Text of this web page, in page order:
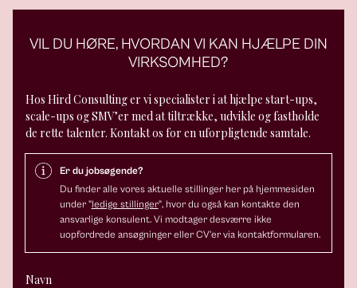
VIL DU HØRE, HVORDAN VI KAN HJÆLPE DIN
VIRKSOMHED?
Hos Hird Consulting er vi specialister i at hjælpe start-ups,
scale-ups og SMV’er med at tiltrække, udvikle og fastholde
de rette talenter. Kontakt os for en uforpligtende samtale.
Er du jobsøgende?
Du finder alle vores aktuelle stillinger her på hjemmesiden
under "ledige stillinger", hvor du også kan kontakte den
ansvarlige konsulent. Vi modtager desværre ikke
uopfordrede ansøgninger eller CV’er via kontaktformularen.
Navn